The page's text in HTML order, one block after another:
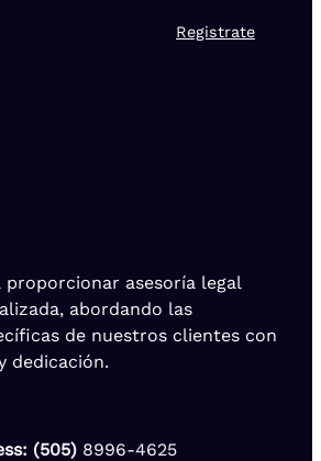
Registrate
proporcionar asesoría legal
abordando las
de nuestros clientes con
dedicación.
(505) 8996-4625